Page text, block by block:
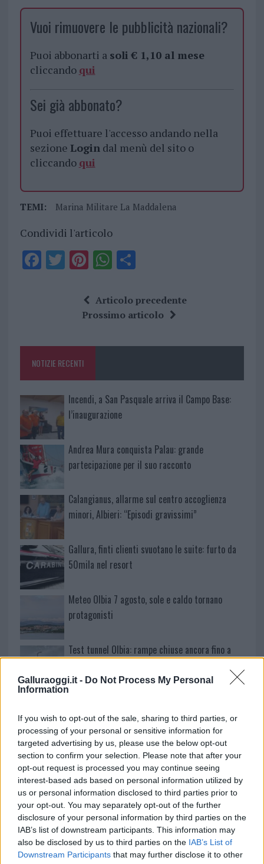
Galluraoggi.it - Do Not Process My Personal
Information
If you wish to opt-out of the sale, sharing to third parties, or
processing of your personal or sensitive information for
targeted advertising by us, please use the below opt-out
section to confirm your selection. Please note that after your
opt-out request is processed you may continue seeing
interest-based ads based on personal information utilized by
us or personal information disclosed to third parties prior to
your opt-out. You may separately opt-out of the further
disclosure of your personal information by third parties on the
IAB’s list of downstream participants. This information may
also be disclosed by us to third parties on the IAB’s List of
Downstream Participants that may further disclose it to other
Vuoi rimuovere le pubblicità nazionali?
Puoi abbonarti a soli € 1,10 al mese
cliccando qui
Sei già abbonato?
Puoi effettuare l'accesso andando nella
sezione Logindal menù del sito o
cliccando qui
TEMI: Marina Militare La Maddalena
Condividi l'articolo
F
o
k
T Pi
te
re
W
at
s
p
S
a
re
Articolo precedente
Prossimo articolo
NOTIZIE RECENTI
Incendi, a San Pasquale arriva il Campo Base:
l’inaugurazione
Andrea Mura conquista Palau: grande
partecipazione per il suo racconto
Calangianus, allarme sul centro accoglienza
minori, Albieri: “Episodi gravissimi”
Gallura, finti clienti svuotano le suite: furto da
50mila nel resort
Meteo Olbia 7 agosto, sole e caldo tornano
protagonisti
Test tunnel Olbia: rampe chiuse ancora fino a
amate dell’estate 2026